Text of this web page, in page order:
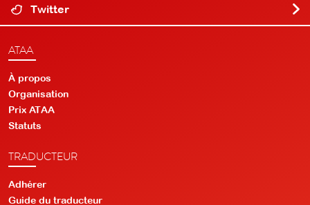
Twitter
ATAA
À propos
Organisation
Prix ATAA
Statuts
TRADUCTEUR
Adhérer
Guide du traducteur